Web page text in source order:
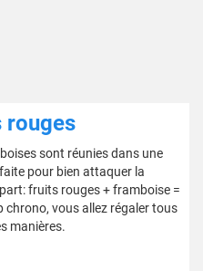
rouges
sont réunies dans une
pour bien attaquer la
fruits rouges + framboise =
vous allez régaler tous
manières.